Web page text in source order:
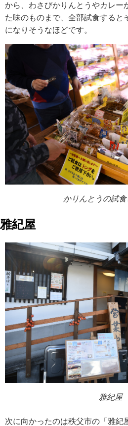
から、わさびかりんとうやカレー
た味のものまで、全部試食すると
になりそうなほどです。
かりんとうの試
雅紀屋
雅紀屋
次に向かったのは秩父市の「雅紀